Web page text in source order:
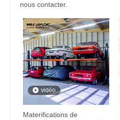
nous contacter.
vidéo
Materifications de